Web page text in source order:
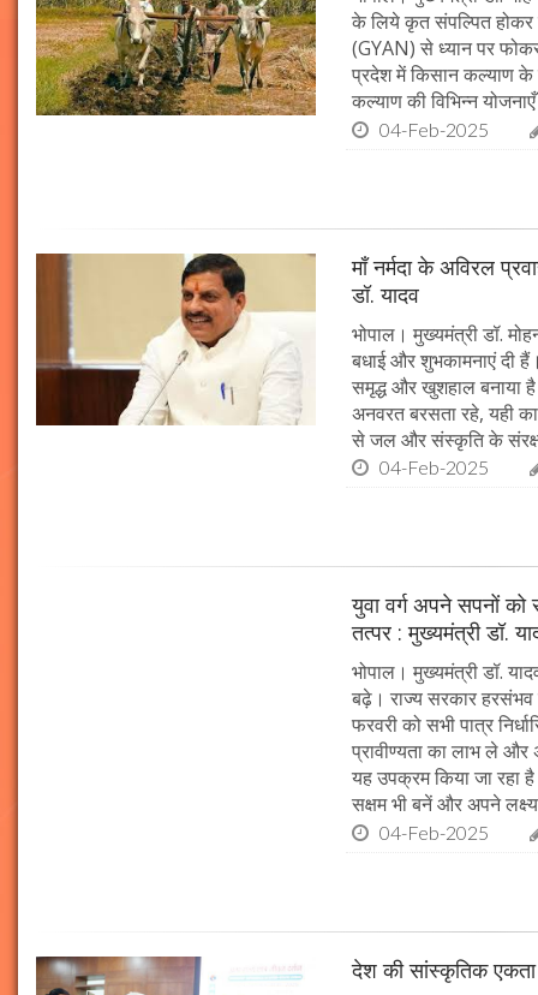
के लिये कृत संपल्पित होकर
(GYAN) से ध्यान पर
प्रदेश में किसान कल्याण के
कल्याण की विभिन्न
04-Feb-2025
माँ नर्मदा के अविरल
डॉ. यादव
भोपाल। मुख्यमंत्री डॉ.
बधाई और शुभकामनाएं दी
समृद्ध और खुशहाल बनाया
अनवरत बरसता रहे, यही
से जल और संस्कृति के
04-Feb-2025
युवा वर्ग अपने सपनों
तत्पर : मुख्यमंत्री डॉ.
भोपाल। मुख्यमंत्री डॉ.
बढ़े। राज्य सरकार
फरवरी को सभी पात्र
प्रावीण्यता का लाभ ले और
यह उपक्रम किया जा रहा
सक्षम भी बनें और अपने
04-Feb-2025
देश की सांस्कृतिक